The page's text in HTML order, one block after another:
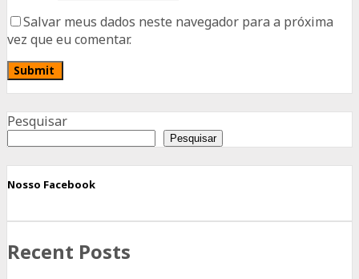
Salvar meus dados neste navegador para a próxima
vez que eu comentar.
Pesquisar
Pesquisar
Nosso Facebook
Recent Posts